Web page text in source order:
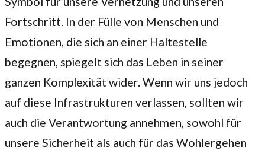
Fortschritt. In der Fülle von Menschen und
Emotionen, die sich an einer Haltestelle
begegnen, spiegelt sich das Leben in seiner
ganzen Komplexität wider. Wenn wir uns jedoch
auf diese Infrastrukturen verlassen, sollten wir
auch die Verantwortung annehmen, sowohl für
unsere Sicherheit als auch für das Wohlergehen